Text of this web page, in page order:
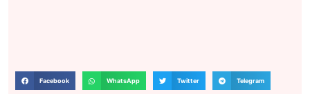
Facebook WhatsApp Twitter Telegram